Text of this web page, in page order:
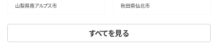
すべてを見る
G007
山梨県南アルプス市
便 お米定期便 あきたこまち ごは
秋田県仙北市